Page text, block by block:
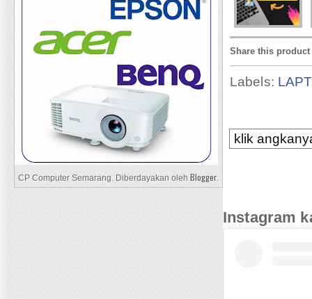
Share this product
Labels:
klik
Instagram
CP Computer Semarang. Diberdayakan oleh Blogger.